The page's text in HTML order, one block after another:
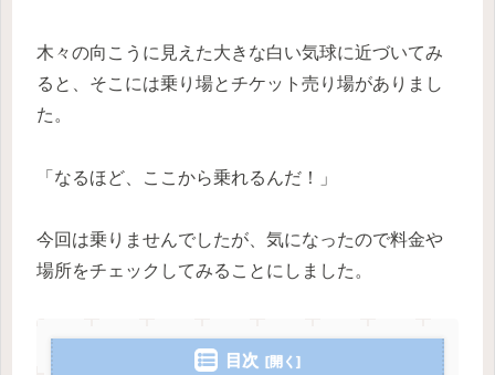
木々の向こうに見えた大きな白い気球に近づいてみ
ると、そこには乗り場とチケット売り場がありまし
た。
「なるほど、ここから乗れるんだ！」
今回は乗りませんでしたが、気になったので料金や
場所をチェックしてみることにしました。
目次